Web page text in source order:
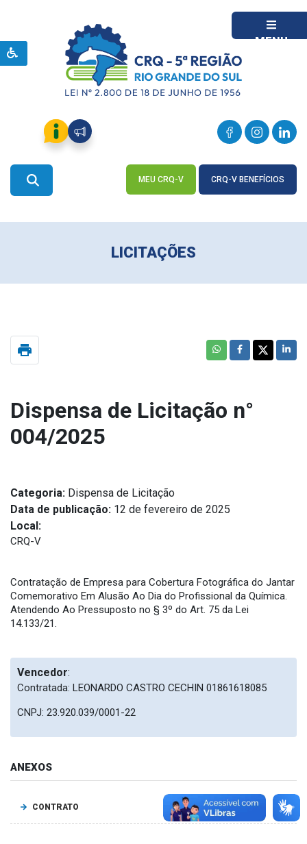
MENU
MEU CRQ-V CRQ-V BENEFÍCIOS
LICITAÇÕES
print
Dispensa de Licitação n°
004/2025
Categoria: Dispensa de Licitação
Data de publicação: 12 de fevereiro de 2025
Local:
CRQ-V
Contratação de Empresa para Cobertura Fotográfica do Jantar
Comemorativo Em Alusão Ao Dia do Profissional da Química.
Atendendo Ao Pressuposto no § 3º do Art. 75 da Lei
14.133/21.
Vencedor:
Contratada: LEONARDO CASTRO CECHIN 01861618085
CNPJ: 23.920.039/0001-22
ANEXOS
CONTRATO